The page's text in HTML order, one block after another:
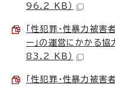
96.2 KB）
「性犯罪・性暴力被害
ー」の運営にかかる
83.2 KB）
「性犯罪・性暴力被害